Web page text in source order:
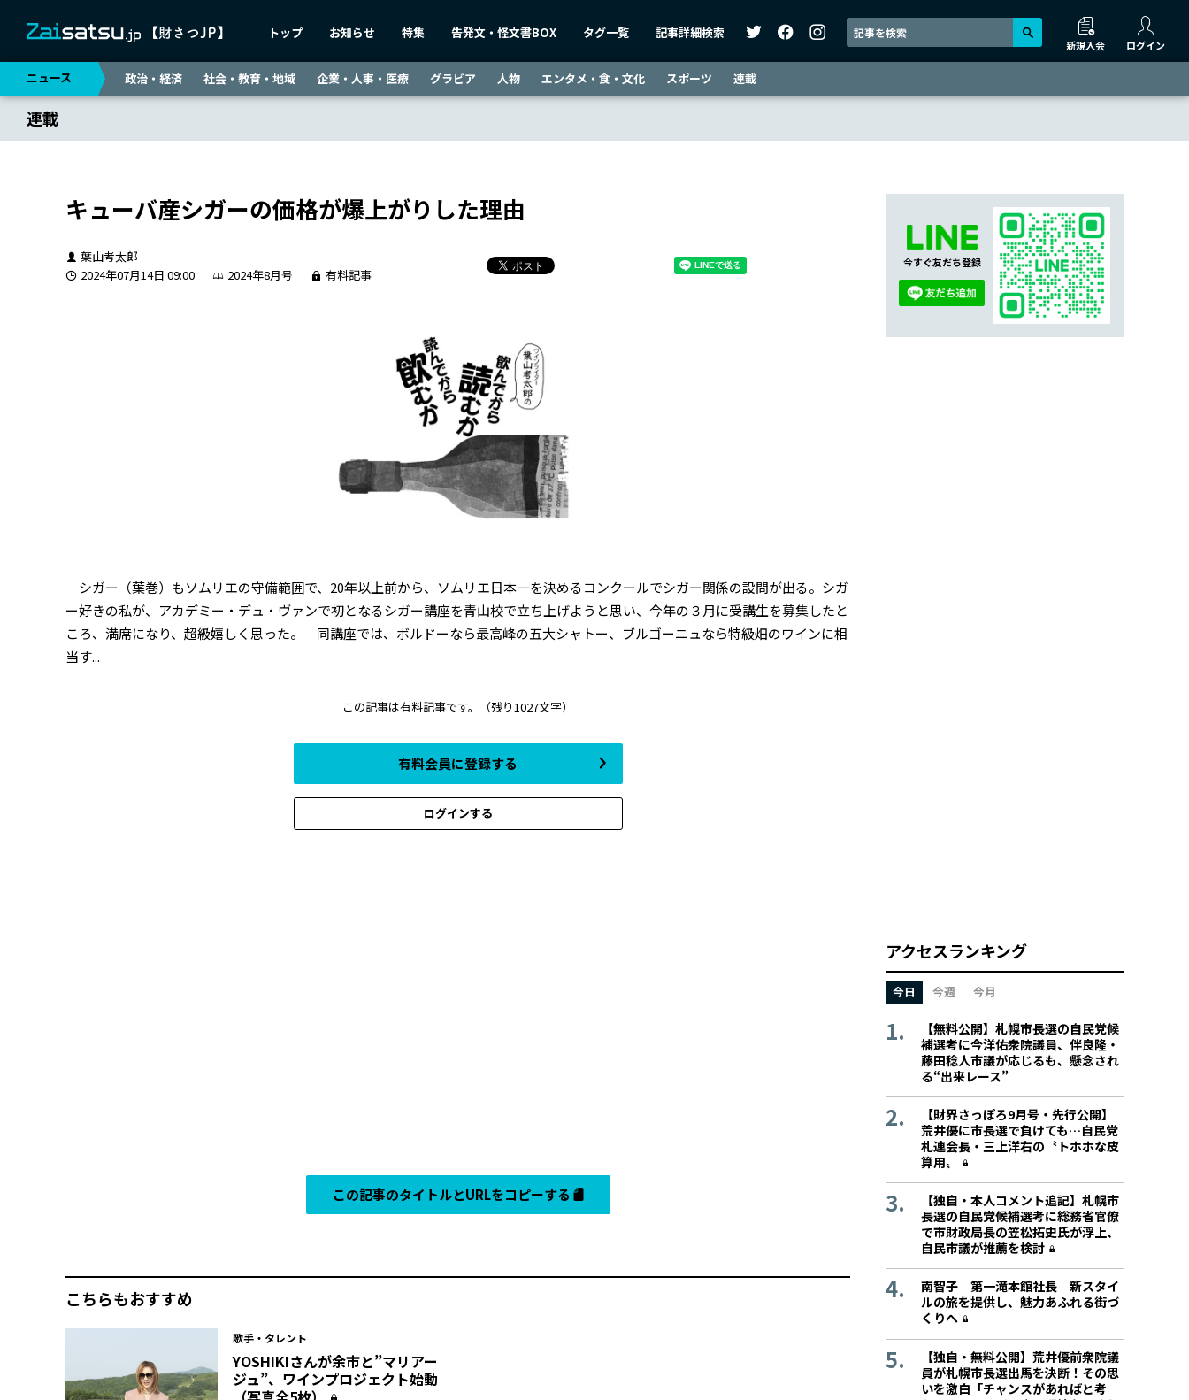
トップ お知らせ 特集 告発文・怪文書BOX タグ一覧 記事詳細検索
新規入会 ログイン
ニュース 政治・経済 社会・教育・地域 企業・人事・医療 グラビア 人物 エンタメ・食・文化 スポーツ 連載
連載
キューバ産シガーの価格が爆上がりした理由
葉山考太郎
2024年07月14日 09:00
2024年8月号 有料記事
シガー（葉巻）もソムリエの守備範囲で、20年以上前から、ソムリエ日本一を決めるコンクールでシガー関係の設問が出る。シガ
ー好きの私が、アカデミー・デュ・ヴァンで初となるシガー講座を青山校で立ち上げようと思い、今年の３月に受講生を募集したと
ころ、満席になり、超級嬉しく思った。 同講座では、ボルドーなら最高峰の五大シャトー、ブルゴーニュなら特級畑のワインに相
当す...
この記事は有料記事です。 （残り1027文字）
有料会員に登録する
ログインする
この記事のタイトルとURLをコピーする
こちらもおすすめ
歌手・タレント
YOSHIKIさんが余市と”マリアー
ジュ”、ワインプロジェクト始動
今すぐ友だち登録
アクセスランキング
今日 今週 今月
【無料公開】札幌市長選の自民党候
補選考に今洋佑衆院議員、伴良隆・
藤田稔人市議が応じるも、懸念され
る“出来レース”
【財界さっぽろ9月号・先行公開】
荒井優に市長選で負けても…自民党
札連会長・三上洋右の〝トホホな皮
算用〟
【独自・本人コメント追記】札幌市
長選の自民党候補選考に総務省官僚
で市財政局長の笠松拓史氏が浮上、
自民市議が推薦を検討
南智子 第一滝本館社長 新スタイ
ルの旅を提供し、魅力あふれる街づ
くりへ
【独自・無料公開】荒井優前衆院議
員が札幌市長選出馬を決断！その思
いを激白「チャンスがあればと考